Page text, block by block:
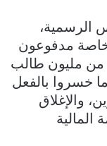
الرسمية،
الخاصة مدفوعون
من مليون طالب
خسروا بالفعل
منذ انتفاضة 17 تشرين، والإغلاق
المالية